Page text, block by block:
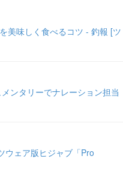
美味しく食べるコツ - 釣報 [ツ
ンタリーでナレーション担当
ウェア版ヒジャブ「Pro